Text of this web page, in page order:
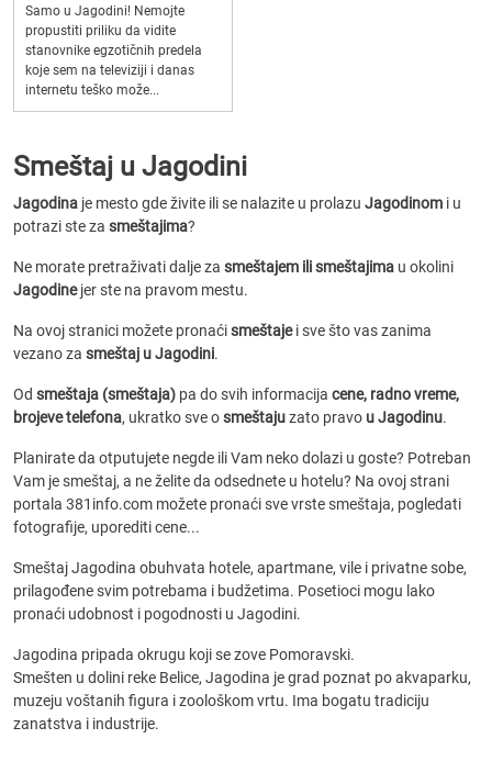
Samo u Jagodini! Nemojte
propustiti priliku da vidite
stanovnike egzotičnih predela
koje sem na televiziji i danas
internetu teško može...
Smeštaj u Jagodini
Jagodina je mesto gde živite ili se nalazite u prolazu Jagodinom i u
potrazi ste za smeštajima?
Ne morate pretraživati dalje za smeštajem ili smeštajima u okolini
Jagodinejer ste na pravom mestu.
Na ovoj stranici možete pronaćismeštajei sve što vas zanima
vezano za smeštaj u Jagodini.
Od smeštaja (smeštaja) pa do svih informacija cene, radno vreme,
brojeve telefona, ukratko sve osmeštajuzato pravo u Jagodinu.
Planirate da otputujete negde ili Vam neko dolazi u goste? Potreban
Vam je smeštaj, a ne želite da odsednete u hotelu? Na ovoj strani
portala 381info.com možete pronaći sve vrste smeštaja, pogledati
fotografije, uporediti cene...
Smeštaj Jagodina obuhvata hotele, apartmane, vile i privatne sobe,
prilagođene svim potrebama i budžetima. Posetioci mogu lako
pronaći udobnost i pogodnosti u Jagodini.
Jagodina pripada okrugu koji se zove Pomoravski.
Smešten u dolini reke Belice, Jagodina je grad poznat po akvaparku,
muzeju voštanih figura i zoološkom vrtu. Ima bogatu tradiciju
zanatstva i industrije.